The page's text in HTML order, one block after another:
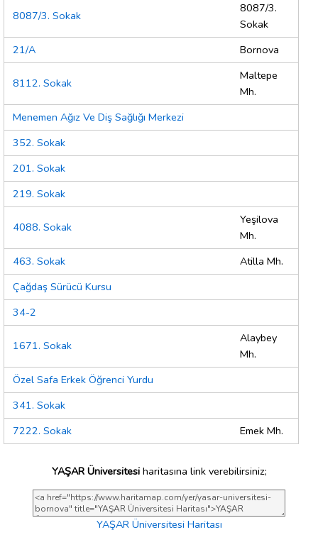
8087/3. Sokak
8087/3.
Sokak
21/A
Bornova
8112. Sokak
Maltepe
Mh.
Menemen Ağız Ve Diş Sağlığı Merkezi
352. Sokak
201. Sokak
219. Sokak
4088. Sokak
Yeşilova
Mh.
463. Sokak
Atilla Mh.
Çağdaş Sürücü Kursu
34-2
1671. Sokak
Alaybey
Mh.
Özel Safa Erkek Öğrenci Yurdu
341. Sokak
7222. Sokak
Emek Mh.
YAŞAR Üniversitesiharitasına link verebilirsiniz;
YAŞAR Üniversitesi Haritası